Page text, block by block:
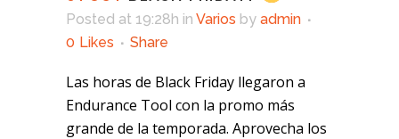
Posted at 19:28h in Varios by admin
0 Likes Share
Las horas de Black Friday llegaron a
Endurance Tool con la promo más
grande de la temporada. Aprovecha los